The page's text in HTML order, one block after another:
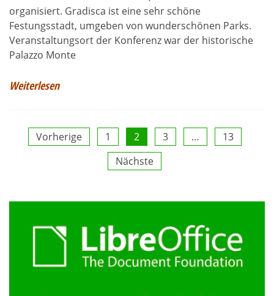
organisiert. Gradisca ist eine sehr schöne
Festungsstadt, umgeben von wunderschönen Parks.
Veranstaltungsort der Konferenz war der historische
Palazzo Monte
Weiterlesen
Seitennummerierung
Beiträge
Vorherige 1 2 3 …
13
Nächste